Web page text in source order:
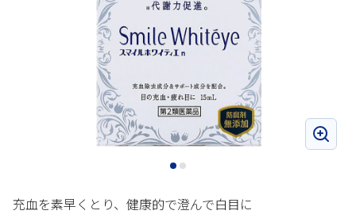
充血を素早くとり、健康的で澄んで白目に